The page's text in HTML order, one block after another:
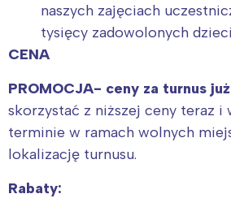
naszych zajęciach
tysięcy zadowolonych dzieci
CENA
PROMOCJA- ceny za turnus
skorzystać z niższej ceny teraz i
terminie w ramach wolnych
lokalizację turnusu.
Rabaty: